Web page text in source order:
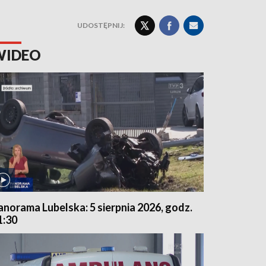
UDOSTĘPNIJ:
Lubelska: 5 sierpnia 2026, godz.